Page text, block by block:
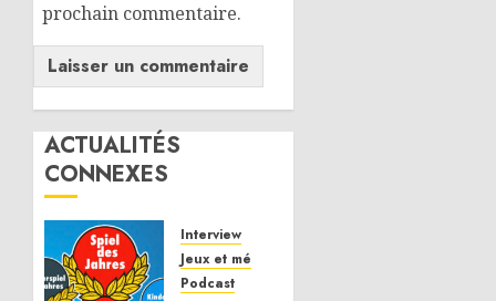
prochain commentaire.
ACTUALITÉS
CONNEXES
Interview
Jeux et mécaniques
Podcast